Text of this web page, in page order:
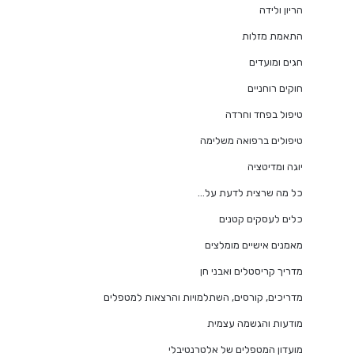
הריון ולידה
התאמת מזלות
חגים ומועדים
חוקים רוחניים
טיפול בפחד וחרדה
טיפולים ברפואה משלימה
יוגה ומדיטציה
כל מה שרצית לדעת על…
כלים לעסקים קטנים
מאמנים אישיים מומלצים
מדריך קריסטלים ואבני חן
מדריכים, קורסים, השתלמויות והרצאות למטפלים
מודעות והגשמה עצמית
מועדון המטפלים של אלטרנטיבלי